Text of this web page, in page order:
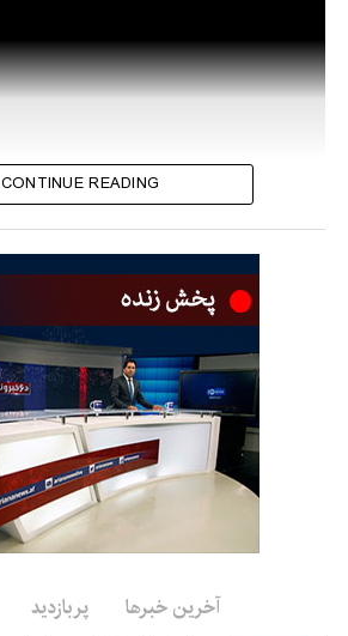
CONTINUE READING
آخرین خبرها پربازدید